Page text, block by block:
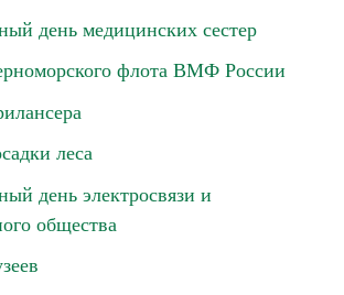
день медицинских сестер
флота ВМФ России
леса
день электросвязи и
общества